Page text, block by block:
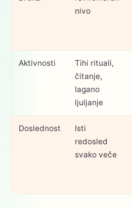
nivo
Aktivnosti
Tihi rituali,
čitanje,
lagano
ljuljanje
Doslednost
Isti
redosled
svako veče